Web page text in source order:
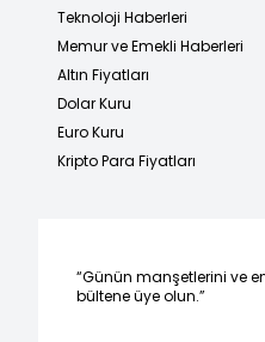
Teknoloji Haberleri
Memur ve Emekli Haberleri
Altın Fiyatları
Dolar Kuru
Euro Kuru
Kripto Para Fiyatları
“Günün manşetlerini ve
bültene üye olun.”